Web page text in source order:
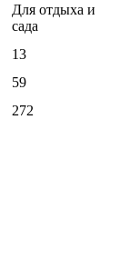
Для отдыха и
сада
13
59
272